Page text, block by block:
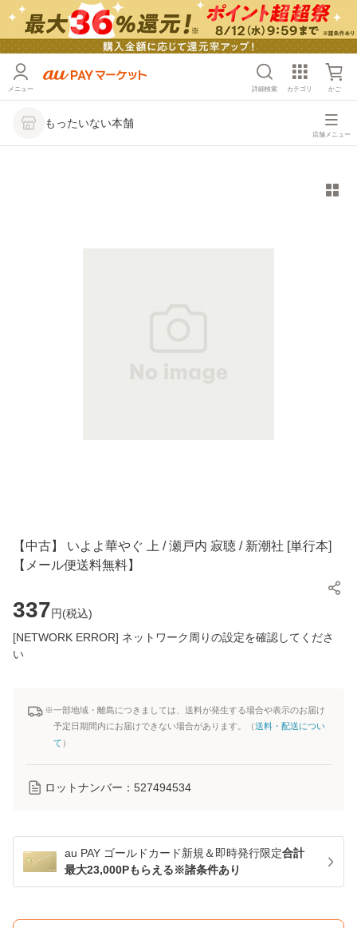
メニュー 詳細検索 カテゴリ かご
もったいない本舗
店舗メニュー
【中古】 いよよ華やぐ 上 / 瀬戸内 寂聴 / 新潮社 [単行本]
【メール便送料無料】
337円(税込)
[NETWORK ERROR] ネットワーク周りの設定を確認してくださ
い
※一部地域・離島につきましては、送料が発生する場合や表示のお届け
予定日期間内にお届けできない場合があります。（送料・配送につい
て ）
ロットナンバー： 527494534
au PAY ゴールドカード新規＆即時発行限定合計
最大23,000Pもらえる※諸条件あり